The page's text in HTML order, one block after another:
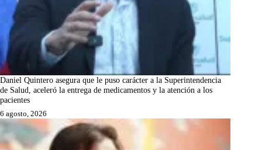
Daniel Quintero asegura que le puso carácter a la Superintendencia
de Salud, aceleró la entrega de medicamentos y la atención a los
pacientes
6 agosto, 2026